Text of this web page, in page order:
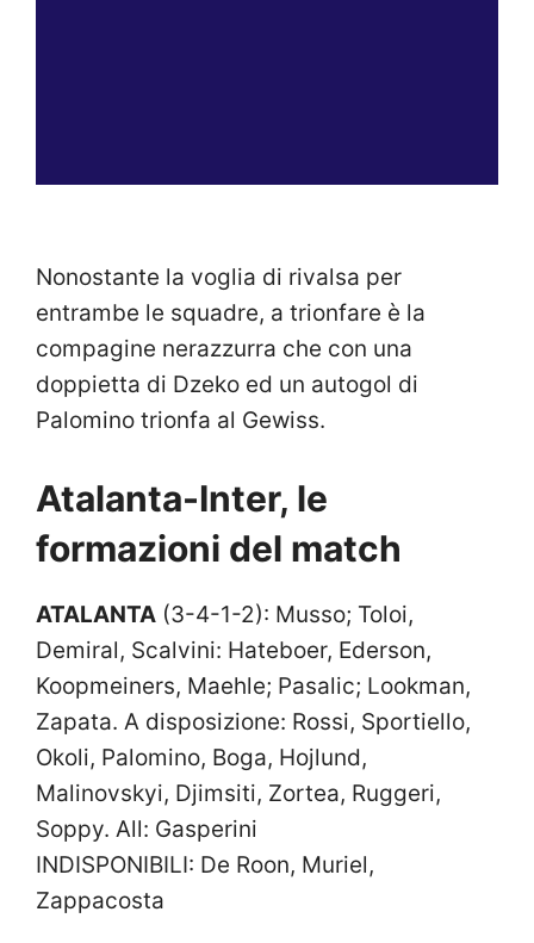
Nonostante la voglia di rivalsa per
entrambe le squadre, a trionfare è la
compagine nerazzurra che con una
doppietta di Dzeko ed un autogol di
Palomino trionfa al Gewiss.
Atalanta-Inter, le
formazioni del match
ATALANTA (3-4-1-2): Musso; Toloi,
Demiral, Scalvini: Hateboer, Ederson,
Koopmeiners, Maehle; Pasalic; Lookman,
Zapata. A disposizione: Rossi, Sportiello,
Okoli, Palomino, Boga, Hojlund,
Malinovskyi, Djimsiti, Zortea, Ruggeri,
Soppy. All: Gasperini
INDISPONIBILI: De Roon, Muriel,
Zappacosta